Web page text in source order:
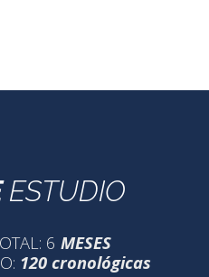
ESTUDIO
6 MESES
120 cronológicas